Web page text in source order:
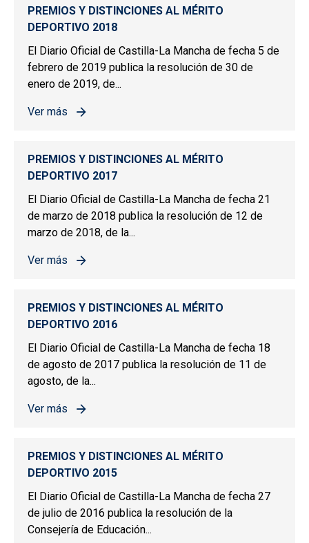
PREMIOS Y DISTINCIONES AL MÉRITO
DEPORTIVO 2018
El Diario Oficial de Castilla-La Mancha de fecha 5 de
febrero de 2019 publica la resolución de 30 de
enero de 2019, de...
Ver más
sobre PREMIOS Y DISTINCIONES AL MÉRITO
PREMIOS Y DISTINCIONES AL MÉRITO
DEPORTIVO 2017
El Diario Oficial de Castilla-La Mancha de fecha 21
de marzo de 2018 publica la resolución de 12 de
marzo de 2018, de la...
Ver más
sobre PREMIOS Y DISTINCIONES AL MÉRITO
PREMIOS Y DISTINCIONES AL MÉRITO
DEPORTIVO 2016
El Diario Oficial de Castilla-La Mancha de fecha 18
de agosto de 2017 publica la resolución de 11 de
agosto, de la...
Ver más
sobre PREMIOS Y DISTINCIONES AL MÉRITO
PREMIOS Y DISTINCIONES AL MÉRITO
DEPORTIVO 2015
El Diario Oficial de Castilla-La Mancha de fecha 27
de julio de 2016 publica la resolución de la
Consejería de Educación...